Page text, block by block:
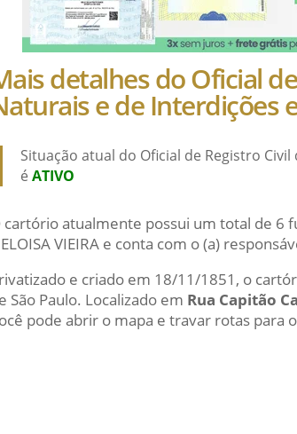
detalhes do Oficial
e de Interdições
Situação atual do Oficial de Registro
é ATIVO
cartório atualmente possui um total de 6
VIEIRA e conta com o (a)
e criado em 18/11/1851, o
São Paulo. Localizado em Rua Capitão
pode abrir o mapa e travar rotas para